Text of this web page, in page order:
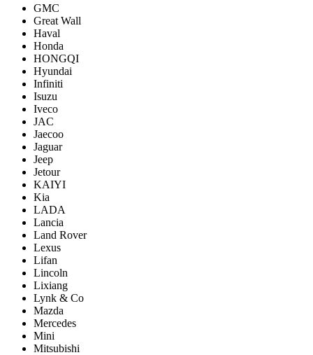
GMC
Great Wall
Haval
Honda
HONGQI
Hyundai
Infiniti
Isuzu
Iveco
JAC
Jaecoo
Jaguar
Jeep
Jetour
KAIYI
Kia
LADA
Lancia
Land Rover
Lexus
Lifan
Lincoln
Lixiang
Lynk & Co
Mazda
Mercedes
Mini
Mitsubishi